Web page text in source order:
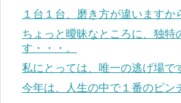
１台１台、磨き方が違いますか
ちょっと曖昧なところに、独特
す・・・。
私にとっては、唯一の逃げ場で
今年は、人生の中で１番のピン